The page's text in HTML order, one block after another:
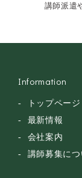
安全大会
講師派遣
Information
トップページ
最新情報
会社案内
講師募集につ